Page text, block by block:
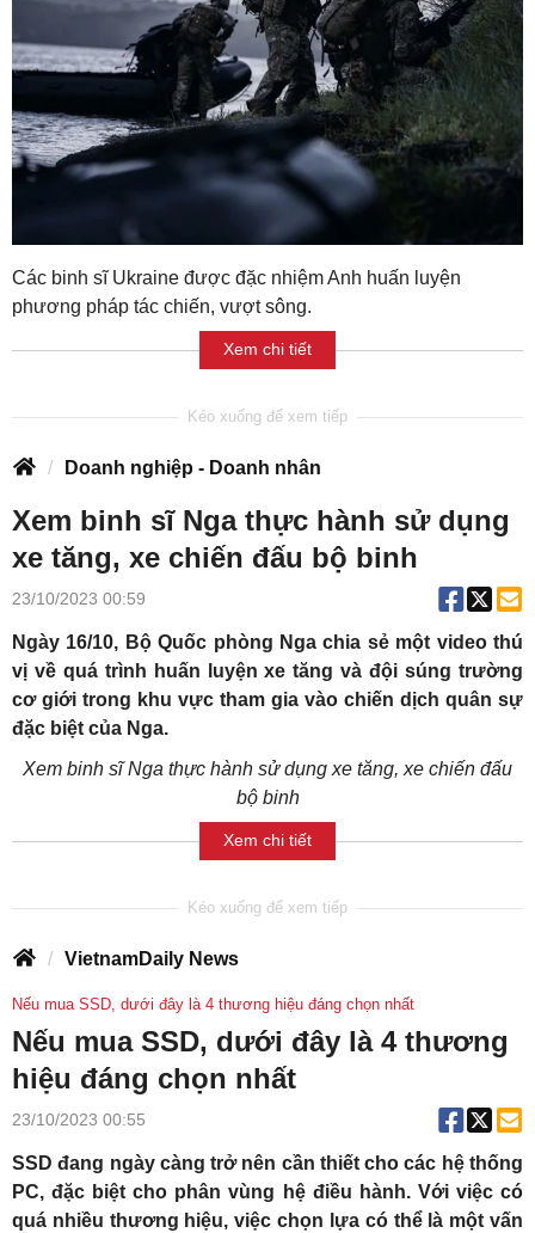
Các binh sĩ Ukraine được đặc nhiệm Anh huấn luyện
phương pháp tác chiến, vượt sông.
Xem chi tiết
Doanh nghiệp - Doanh nhân
Xem binh sĩ Nga thực hành sử dụng
xe tăng, xe chiến đấu bộ binh
23/10/2023 00:59
Ngày 16/10, Bộ Quốc phòng Nga chia sẻ một video thú
vị về quá trình huấn luyện xe tăng và đội súng trường
cơ giới trong khu vực tham gia vào chiến dịch quân sự
đặc biệt của Nga.
Xem binh sĩ Nga thực hành sử dụng xe tăng, xe chiến đấu
bộ binh
Xem chi tiết
VietnamDaily News
Nếu mua SSD, dưới đây là 4 thương hiệu đáng chọn nhất
Nếu mua SSD, dưới đây là 4 thương
hiệu đáng chọn nhất
23/10/2023 00:55
SSD đang ngày càng trở nên cần thiết cho các hệ thống
PC, đặc biệt cho phân vùng hệ điều hành. Với việc có
quá nhiều thương hiệu, việc chọn lựa có thể là một vấn